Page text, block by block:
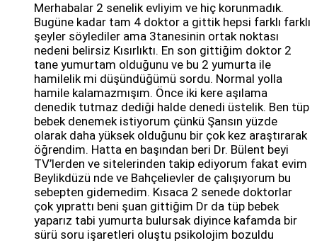
Merhabalar 2 senelik evliyim ve hiç korunmadık.
Bugüne kadar tam 4 doktor a gittik hepsi farklı farklı
şeyler söylediler ama 3tanesinin ortak noktası
nedeni belirsiz Kısırlıktı. En son gittiğim doktor 2
tane yumurtam olduğunu ve bu 2 yumurta ile
hamilelik mi düşündüğümü sordu. Normal yolla
hamile kalamazmışım. Önce iki kere aşılama
denedik tutmaz dediği halde denedi üstelik. Ben tüp
bebek denemek istiyorum çünkü Şansın yüzde
olarak daha yüksek olduğunu bir çok kez araştırarak
öğrendim. Hatta en başından beri Dr. Bülent beyi
TV’lerden ve sitelerinden takip ediyorum fakat evim
Beylikdüzü nde ve Bahçelievler de çalışıyorum bu
sebepten gidemedim. Kısaca 2 senede doktorlar
çok yıprattı beni şuan gittiğim Dr da tüp bebek
yaparız tabi yumurta bulursak diyince kafamda bir
sürü soru işaretleri oluştu psikolojim bozuldu